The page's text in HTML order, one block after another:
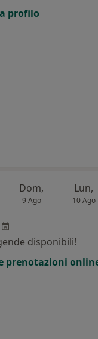
profilo
Dom,
9 Ago
Lun,
10 Ago
disponibili!
prenotazioni